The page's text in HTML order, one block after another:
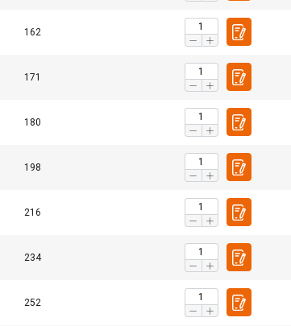
162
171
180
198
216
234
252